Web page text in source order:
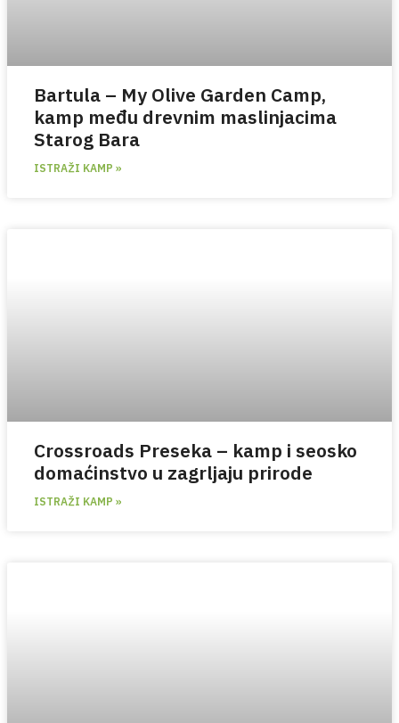
Bartula – My Olive Garden Camp,
kamp među drevnim maslinjacima
Starog Bara
ISTRAŽI KAMP »
Crossroads Preseka – kamp i seosko
domaćinstvo u zagrljaju prirode
ISTRAŽI KAMP »